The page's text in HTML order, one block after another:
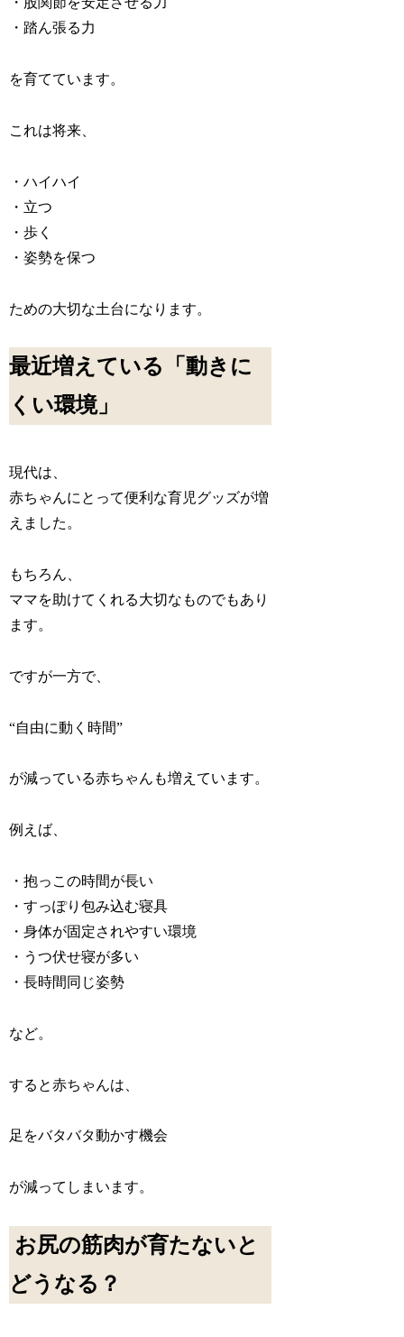
・踏ん張る力
を育てています。
これは将来、
・ハイハイ
・立つ
・歩く
・姿勢を保つ
ための大切な土台になります。
最近増えている「動きに
くい環境」
現代は、
赤ちゃんにとって便利な育児グッズが増
えました。
もちろん、
ママを助けてくれる大切なものでもあり
ます。
ですが一方で、
“自由に動く時間”
が減っている赤ちゃんも増えています。
例えば、
・抱っこの時間が長い
・すっぽり包み込む寝具
・身体が固定されやすい環境
・うつ伏せ寝が多い
・長時間同じ姿勢
など。
すると赤ちゃんは、
足をバタバタ動かす機会
が減ってしまいます。
お尻の筋肉が育たないと
どうなる？